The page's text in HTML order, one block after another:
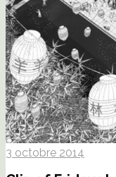
3 octobre 2014